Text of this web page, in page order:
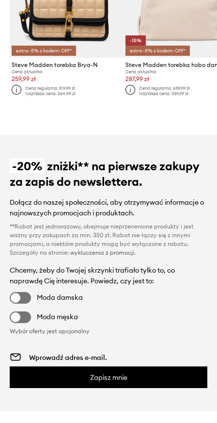
extra -5% z kodem: OFF*
Steve Madden torebka Brya-N
Cena aktualna:
259,99 zł
Cena regularna:519,99 zł
Najniższa cena:264,99 zł
-15%
extra -5% z kodem: OFF*
Cena aktualna:
287,99 zł
Cena regularna: 639,99 zł
Najniższa cena: 339,99 zł
-20% zniżki** na pierwsze zakupy
za zapis do newslettera.
Dołącz do naszej społeczności, aby otrzymywać informacje o
najnowszych promocjach i produktach.
**Rabat jest jednorazowy, obejmuje nieprzecenione produkty i jest
ważny przy zakupach za min. 350 zł. Rabat nie łączy się z innymi
promocjami, a niektóre produkty mogą być wyłączone z rabatu.
Szczegóły na stronie: wykluczenia z promocji.
Chcemy, żeby do Twojej skrzynki trafiało tylko to, co
naprawdę Cię interesuje. Powiedz, czy jest to:
Moda damska
Moda męska
Wybór oferty jest opcjonalny
Zapisz mnie